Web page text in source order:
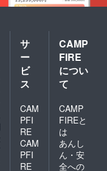
サ
ー
ビ
ス
CAM
PFI
RE
CAM
PFI
RE
CAMP
FIRE
につい
て
CAMP
FIREと
は
あんし
ん・安
全への